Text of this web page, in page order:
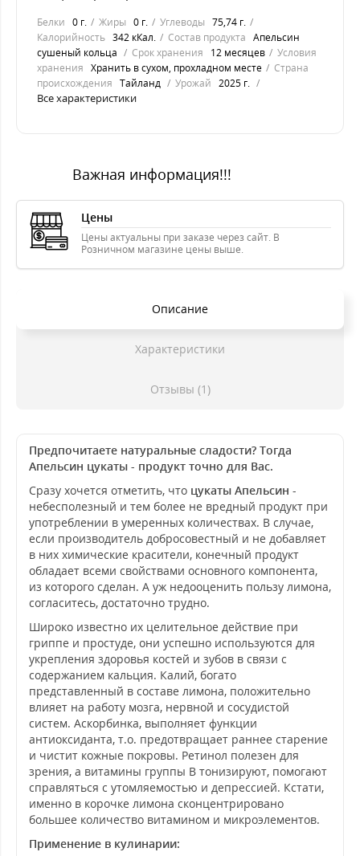
Белки 0 г. Жиры 0 г. Углеводы 75,74 г.
Калорийность 342 кКал. Состав продукта Апельсин
сушеный кольца
Срок хранения 12 месяцев
Условия
хранения Хранить в сухом, прохладном месте
Страна
происхождения Тайланд Урожай 2025 г.
Все характеристики
Важная информация!!!
Цены
Цены актуальны при заказе через сайт. В
Розничном магазине цены выше.
Описание
Характеристики
Отзывы (1)
Предпочитаете натуральные сладости? Тогда
Апельсин цукаты - продукт точно для Вас.
Сразу хочется отметить, что цукаты Апельсин -
небесполезный и тем более не вредный продукт при
употреблении в умеренных количествах. В случае,
если производитель добросовестный и не добавляет
в них химические красители, конечный продукт
обладает всеми свойствами основного компонента,
из которого сделан. А уж недооценить пользу лимона,
согласитесь, достаточно трудно.
Широко известно их целительное действие при
гриппе и простуде, они успешно используются для
укрепления здоровья костей и зубов в связи с
содержанием кальция. Калий, богато
представленный в составе лимона, положительно
влияет на работу мозга, нервной и сосудистой
систем. Аскорбинка, выполняет функции
антиоксиданта, т.о. предотвращает раннее старение
и чистит кожные покровы. Ретинол полезен для
зрения, а витамины группы B тонизируют, помогают
справляться с утомляемостью и депрессией. Кстати,
именно в корочке лимона сконцентрировано
большее количество витамином и микроэлементов.
Применение в кулинарии: